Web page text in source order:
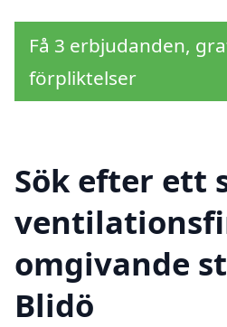
Få 3 erbjudanden,
förpliktelser
Sök efter ett
omgivande
Blidö